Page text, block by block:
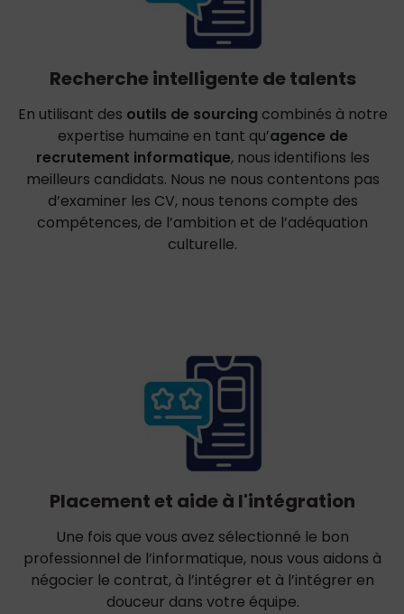
Recherche intelligente de talents
En utilisant des outils de sourcing combinés à notre
expertise humaine en tant qu’agence de
recrutement informatique, nous identifions les
meilleurs candidats. Nous ne nous contentons pas
d’examiner les CV, nous tenons compte des
compétences, de l’ambition et de l’adéquation
culturelle.
Placement et aide à l'intégration
Une fois que vous avez sélectionné le bon
professionnel de l’informatique, nous vous aidons à
négocier le contrat, à l’intégrer et à l’intégrer en
douceur dans votre équipe.